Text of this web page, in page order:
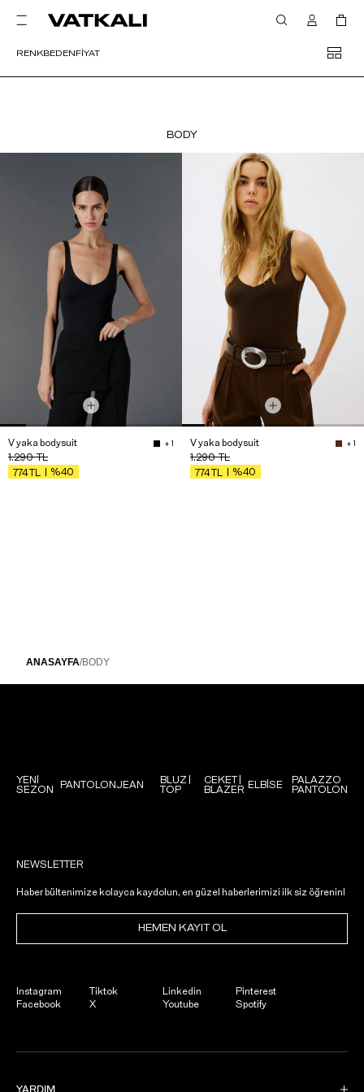
RENKBEDENFİYAT
BODY
V yaka bodysuit + 1
1.290TL
774TL %40
V yaka bodysuit + 1
1.290TL
774TL %40
ANASAYFA/BODY
YENİ
SEZON
PANTOLONJEAN
BLUZ |
TOP
CEKET |
BLAZER ELBİSE
PALAZZO
PANTOLON
NEWSLETTER
Haber bültenimize kolayca kaydolun, en güzel haberlerimizi ilk siz öğrenin!
HEMEN KAYIT OL
Instagram Tiktok Linkedin
Pinterest
Facebook
X Youtube Spotify
YARDIM